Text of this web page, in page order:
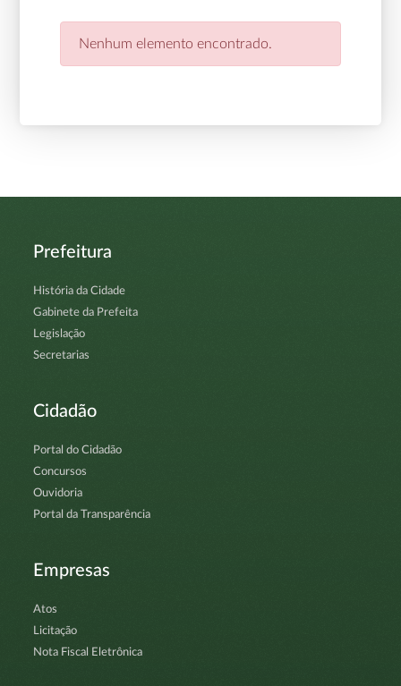
Nenhum elemento encontrado.
Prefeitura
História da Cidade
Gabinete da Prefeita
Legislação
Secretarias
Cidadão
Portal do Cidadão
Concursos
Ouvidoria
Portal da Transparência
Empresas
Atos
Licitação
Nota Fiscal Eletrônica